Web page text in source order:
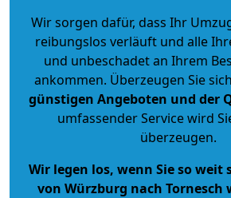
Wir sorgen dafür, dass Ihr
reibungslos verläuft und alle
und unbeschadet an Ihrem
ankommen. Überzeugen Sie
günstigen Angeboten und der
umfassender Service wird
überzeugen.
Wir legen los, wenn Sie so weit
von Würzburg nach Tornesch